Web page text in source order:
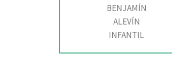
BENJAMÍN
ALEVÍN
INFANTIL